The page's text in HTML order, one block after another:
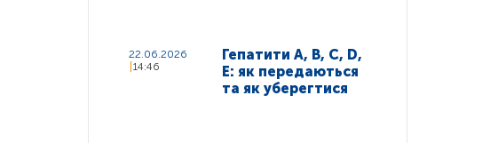
22.06.2026
14:46
Гепатити A, B, C, D,
E: як передаються
та як уберегтися